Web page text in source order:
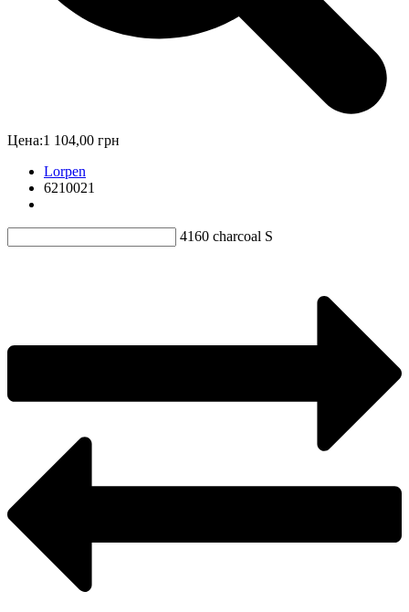
Цена:1 104,00 грн
Lorpen
6210021
4160 charcoal S